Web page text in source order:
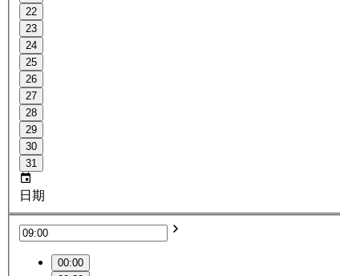
22
23
24
25
26
27
28
29
30
31
日期
00:00